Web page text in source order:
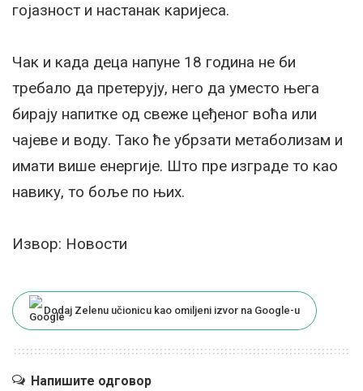
гојазност и настанак каријеса.
Чак и када деца напуне 18 година не би
требало да претерују, него да уместо њега
бирају напитке од свеже цеђеног воћа или
чајеве и воду. Тако ће убрзати метаболизам и
имати више енергије. Што пре изграде то као
навику, то боље по њих.
Извор: Новости
Dodaj Zelenu učionicu kao omiljeni izvor na Google-u
Напишите одговор